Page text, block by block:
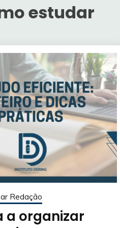
estudar
Redação
a organizar